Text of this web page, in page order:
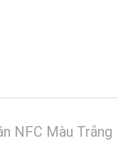
NFC Màu Trắng